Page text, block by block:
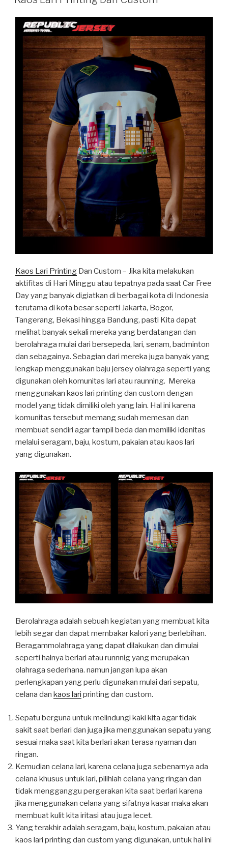
Kaos Lari Printing Dan Custom – Jika kita melakukan
aktifitas di Hari Minggu atau tepatnya pada saat Car Free
Day yang banyak digiatkan di berbagai kota di Indonesia
terutama di kota besar seperti Jakarta, Bogor,
Tangerang, Bekasi hingga Bandung, pasti Kita dapat
melihat banyak sekali mereka yang berdatangan dan
berolahraga mulai dari bersepeda, lari, senam, badminton
dan sebagainya. Sebagian dari mereka juga banyak yang
lengkap menggunakan baju jersey olahraga seperti yang
digunakan oleh komunitas lari atau raunning. Mereka
menggunakan kaos lari printing dan custom dengan
model yang tidak dimiliki oleh yang lain. Hal ini karena
komunitas tersebut memang sudah memesan dan
membuat sendiri agar tampil beda dan memiliki idenitas
melalui seragam, baju, kostum, pakaian atau kaos lari
yang digunakan.
Berolahraga adalah sebuah kegiatan yang membuat kita
lebih segar dan dapat membakar kalori yang berlebihan.
Beragammolahraga yang dapat dilakukan dan dimulai
seperti halnya berlari atau runnnig yang merupakan
olahraga sederhana. namun jangan lupa akan
perlengkapan yang perlu digunakan mulai dari sepatu,
celana dan kaos lari printing dan custom.
Sepatu berguna untuk melindungi kaki kita agar tidak
sakit saat berlari dan juga jika menggunakan sepatu yang
sesuai maka saat kita berlari akan terasa nyaman dan
ringan.
Kemudian celana lari, karena celana juga sebenarnya ada
celana khusus untuk lari, pilihlah celana yang ringan dan
tidak mengganggu pergerakan kita saat berlari karena
jika menggunakan celana yang sifatnya kasar maka akan
membuat kulit kita iritasi atau juga lecet.
Yang terakhir adalah seragam, baju, kostum, pakaian atau
kaos lari printing dan custom yang digunakan, untuk hal ini